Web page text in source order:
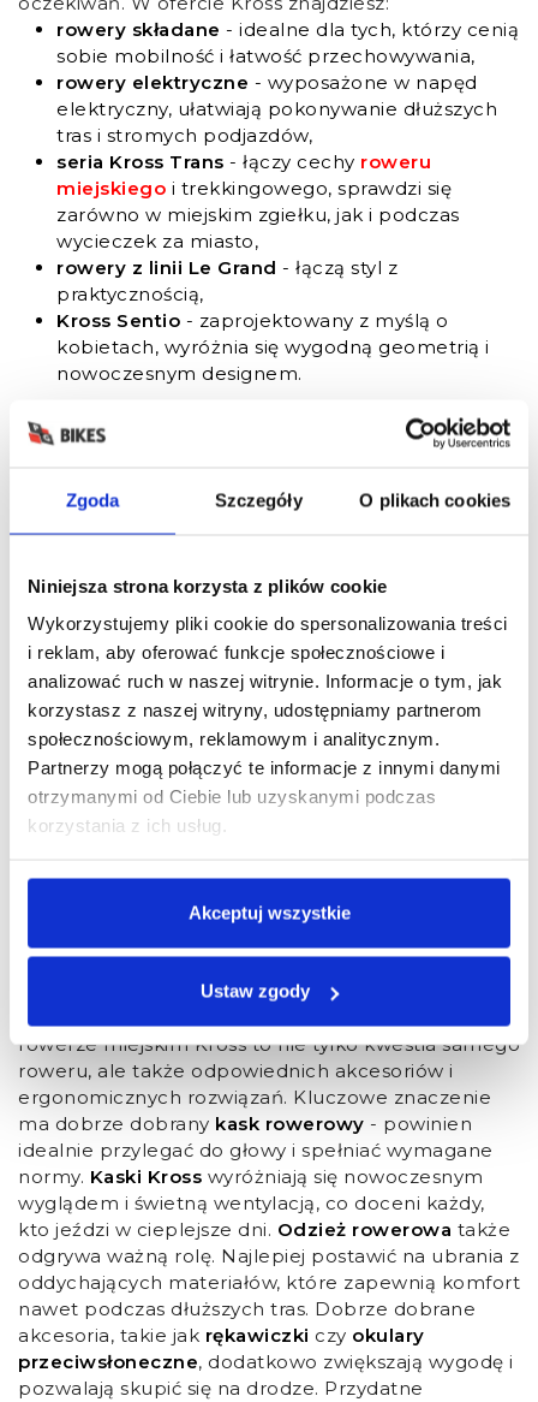
Zgoda Szczegóły O plikach cookies
Niniejsza strona korzysta z plików cookie
Wykorzystujemy pliki cookie do spersonalizowania treści
i reklam, aby oferować funkcje społecznościowe i
analizować ruch w naszej witrynie. Informacje o tym, jak
korzystasz z naszej witryny, udostępniamy partnerom
społecznościowym, reklamowym i analitycznym.
Partnerzy mogą połączyć te informacje z innymi danymi
otrzymanymi od Ciebie lub uzyskanymi podczas
korzystania z ich usług.
Akceptuj wszystkie
Ustaw zgody
rowery składane - idealne dla tych, którzy cenią
sobie mobilność i łatwość przechowywania,
rowery elektryczne - wyposażone w napęd
elektryczny, ułatwiają pokonywanie dłuższych
tras i stromych podjazdów,
seria Kross Trans - łączy cechy roweru
miejskiego i trekkingowego, sprawdzi się
zarówno w miejskim zgiełku, jak i podczas
wycieczek za miasto,
rowery z linii Le Grand - łączą styl z
praktycznością,
Kross Sentio - zaprojektowany z myślą o
kobietach, wyróżnia się wygodną geometrią i
nowoczesnym designem.
Każdy z tych modeli łączy
wysoką jakość
wykonania
. Dzięki temu
życia.
elektryczne?
Rowery elektryczne Krossto prawdziwa rewolucja
dla osób, które chcą szybko i wygodnie
przemieszczać się po mieście. Największym atutem
jest wspomaganie silnikiem elektrycznym - dzięki
temu nawet dłuższe trasy czy strome podjazdy nie
są już wyzwaniem. Codzienne dojazdy stają się
mniej męczące, a przy okazji promujemy aktywność
fizyczną i dbamy o środowisko.
Jak zadbać o bezpieczeństwo i
wygodę na rowerze miejskim
Kross?
Bezpieczeństwo
rowerze miejskim Kross to nie tylko kwestia samego
roweru, ale także odpowiednich akcesoriów i
ergonomicznych rozwiązań. Kluczowe znaczenie
ma dobrze dobrany kask rowerowy - powinien
idealnie przylegać do głowy i spełniać wymagane
normy. Kaski Kross wyróżniają się nowoczesnym
wyglądem i świetną wentylacją, co doceni każdy,
kto jeździ w cieplejsze dni. Odzież rowerowa także
odgrywa ważną rolę. Najlepiej postawić na ubrania z
oddychających materiałów, które zapewnią komfort
nawet podczas dłuższych tras. Dobrze dobrane
akcesoria, takie jak rękawiczki czy okulary
przeciwsłoneczne, dodatkowo zwiększają wygodę i
pozwalają skupić się na drodze. Przydatne